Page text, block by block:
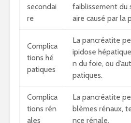
secondai
re
faiblissement du
aire causé par la
Complica
tions hé
patiques
La pancréatite
ipidose
n du foie, ou
patiques.
Complica
tions rén
ales
La pancréatite
blèmes rénaux,
nce rénale.